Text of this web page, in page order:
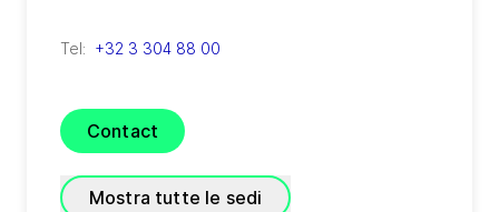
Tel: +32 3 304 88 00
Contact
Mostra tutte le sedi